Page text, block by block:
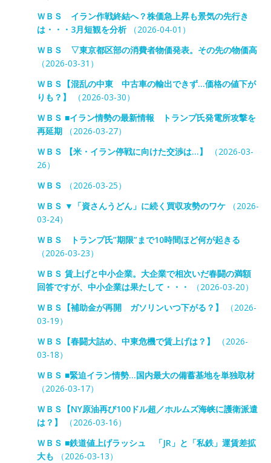
ＷＢＳ イラン作戦終結へ？株価急上昇も景気の先行き
は・・・3月短観を分析（2026-04-01）
ＷＢＳ ▽東京都区部の消費者物価発表。その先の物価高
（2026-03-31）
ＷＢＳ【混乱の中東 中古車の輸出できず…価格の値下が
りも？】
（2026-03-30）
ＷＢＳ ■イラン情勢の最新情報 トランプ氏発電所攻撃を
再延期（2026-03-27）
ＷＢＳ 【米・イラン停戦に向けた交渉は…】
（2026-03-
26）
ＷＢＳ
（2026-03-25）
ＷＢＳ ▼「資さんうどん」に続く買収攻勢のワケ（2026-
03-24）
ＷＢＳ トランプ氏”期限”まで10時間ほど何が起きる
（2026-03-23）
ＷＢＳ 賃上げと中小企業。大企業で相次いだ春闘の満額
回答ですが、中小企業は果たして・・・
（2026-03-20）
ＷＢＳ【補助金が再開 ガソリンいつ下がる？】
（2026-
03-19）
ＷＢＳ【春闘大詰め、中東危機で賃上げは？】
（2026-
03-18）
ＷＢＳ ■緊迫イラン情勢…国内最大の備蓄基地を単独取材
（2026-03-17）
ＷＢＳ【NY原油再び100ドル超／ホルムズ海峡に護衛派遣
は？】
（2026-03-16）
ＷＢＳ ■鉄道値上げラッシュ 「JR」と「私鉄」運賃差拡
大も （2026-03-13）